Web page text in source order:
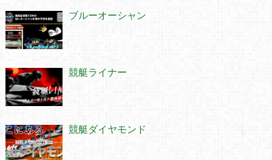
ブルーオーシャン
競艇ライナー
競艇ダイヤモンド